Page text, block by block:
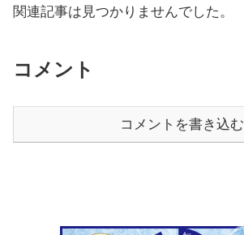
関連記事は見つかりませんでした。
コメント
コメントを書き込む